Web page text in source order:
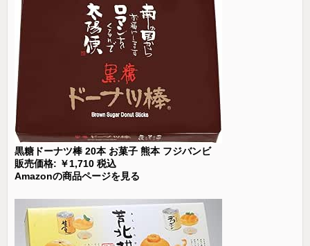
黒糖ドーナツ棒 20本 お菓子 熊本 フジバンビ
販売価格: ￥1,710 税込
Amazonの商品ページを見る